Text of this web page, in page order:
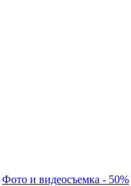
Фото и видеосъемка - 50%